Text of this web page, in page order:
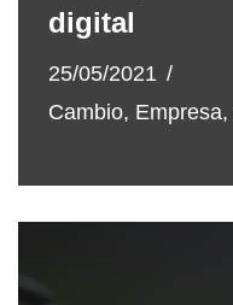
digital
25/05/2021
Cambio, Empresa,